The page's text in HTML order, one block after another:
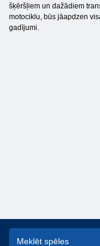
šķēršļiem un dažādiem
motociklu, būs jāapdzen
gadījumi.